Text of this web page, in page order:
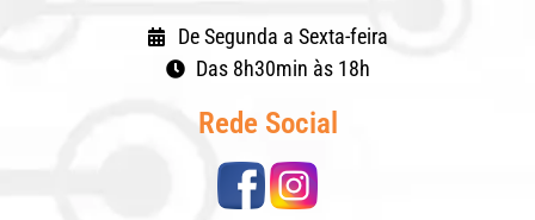
De Segunda a Sexta-feira
Das 8h30min às 18h
Rede Social